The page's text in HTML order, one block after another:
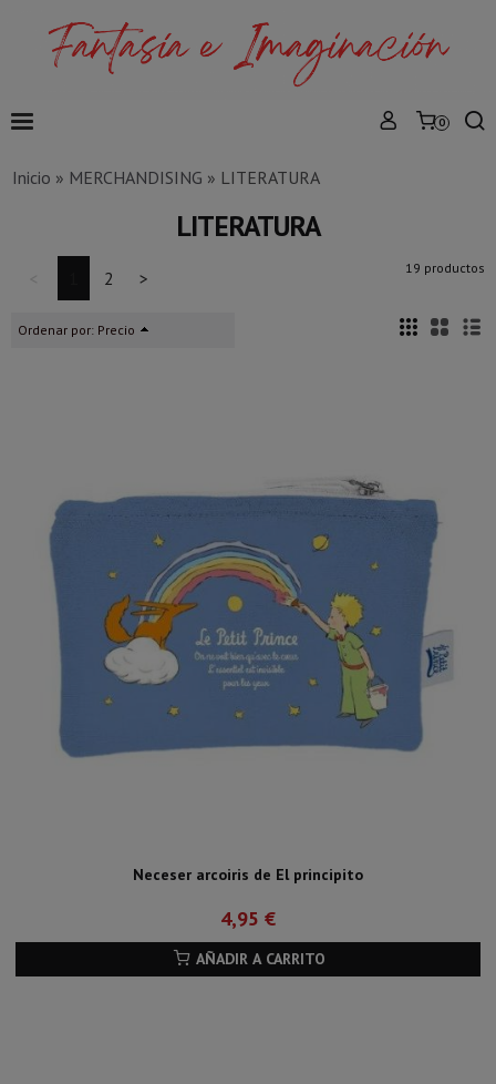
0
Inicio » MERCHANDISING » LITERATURA
LITERATURA
2 > 19 productos
Ordenar por: Precio
Neceser arcoiris de El principito
4,95 €
AÑADIR A CARRITO